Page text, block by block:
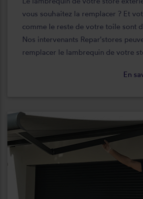
vous souhaitez la remplacer ? Et
comme le reste de votre toile sont
Nos intervenants Repar'stores
remplacer le lambrequin de votre
En